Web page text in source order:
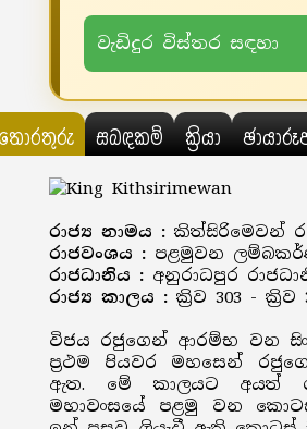
වැඩිදුර විස්තර සඳහා
සබඳකම් ක්‍රියා
රාජ්‍ය නාමය : කිත්සිරිමෙවන්
රාජවංශය : පළමුවන
රාජධානිය : අනුරාධපුර
රාජ්‍ය කාලය : ක්‍රිව 303 - ක්‍රිව
විජය රජුගෙන් ආරම්භ වන
ප්‍රථම පියවර මහසෙන්
ඇත. මේ කාලයට අයත්
මහාවංසයේ පළමු වන